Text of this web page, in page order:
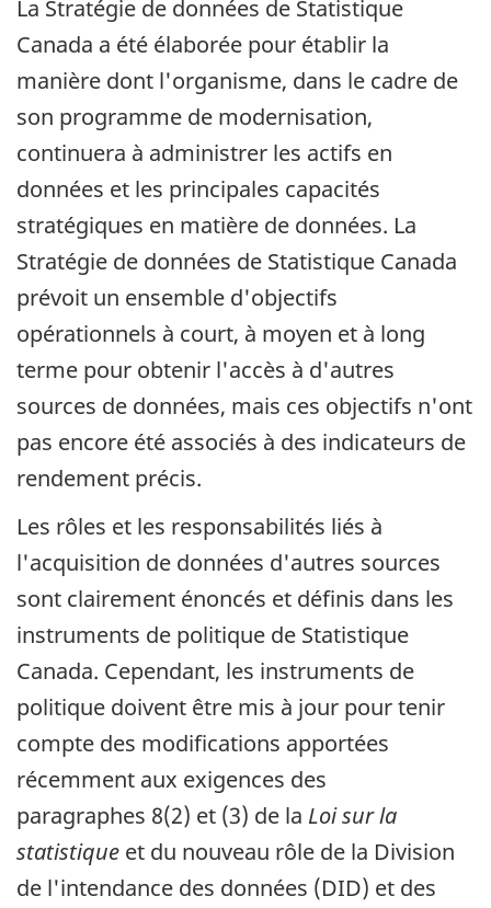
La Stratégie de données de Statistique
Canada a été élaborée pour établir la
manière dont l'organisme, dans le cadre de
son programme de modernisation,
continuera à administrer les actifs en
données et les principales capacités
stratégiques en matière de données. La
Stratégie de données de Statistique Canada
prévoit un ensemble d'objectifs
opérationnels à court, à moyen et à long
terme pour obtenir l'accès à d'autres
sources de données, mais ces objectifs n'ont
pas encore été associés à des indicateurs de
rendement précis.
Les rôles et les responsabilités liés à
l'acquisition de données d'autres sources
sont clairement énoncés et définis dans les
instruments de politique de Statistique
Canada. Cependant, les instruments de
politique doivent être mis à jour pour tenir
compte des modifications apportées
récemment aux exigences des
paragraphes 8(2) et (3) de la Loi sur la
statistique et du nouveau rôle de la Division
de l'intendance des données (DID) et des